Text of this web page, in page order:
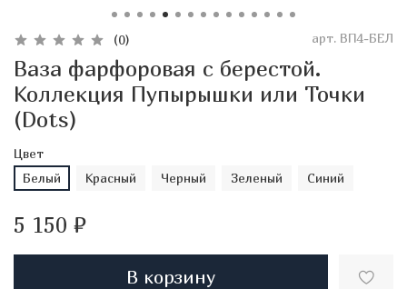
(0) арт. ВП4-БЕЛ
Ваза фарфоровая с берестой.
Коллекция Пупырышки или Точки
(Dots)
Цвет
Белый
Красный Черный Зеленый Синий
5 150 ₽
В корзину